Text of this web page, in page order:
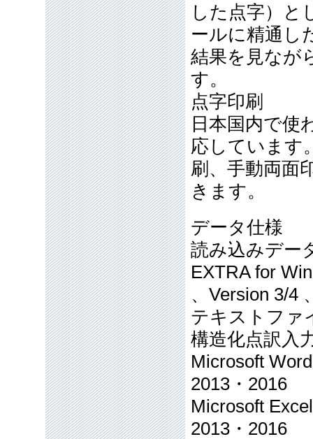
した点字）と
ールに精通し
結果を見なが
す。
点字印刷
日本国内で使
応しています
刷、手動両面
きます。
データ仕様
読み込みデー
EXTRA for
、Version 3/4
テキストファ
構造化点訳入
Microsoft
2013・2016
Microsoft
2013・2016